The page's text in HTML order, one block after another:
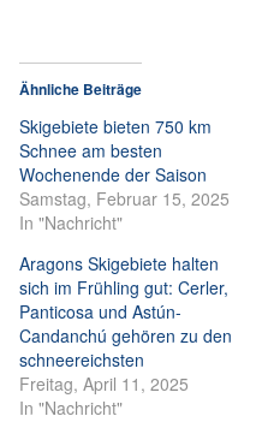
Ähnliche Beiträge
Skigebiete bieten 750 km
Schnee am besten
Wochenende der Saison
Samstag, Februar 15, 2025
In "Nachricht"
Aragons Skigebiete halten
sich im Frühling gut: Cerler,
Panticosa und Astún-
Candanchú gehören zu den
schneereichsten
Freitag, April 11, 2025
In "Nachricht"